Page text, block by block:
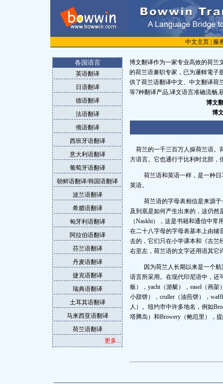
中文主页 服
各国语言
英语翻译
日语翻译
德语翻译
法语翻译
俄语翻译
西班牙语翻译
意大利语翻译
葡萄牙语翻译
朝鲜语翻译/韩国语翻译
波兰语翻译
希腊语翻译
匈牙利语翻译
阿拉伯语翻译
芬兰语翻译
丹麦语翻译
捷克语翻译
瑞典语翻译
土耳其语翻译
马来西亚语翻译
荷兰语翻译
更多...
博文翻译作为一家专业高效的荷兰
的荷兰语兼职专家，已为邏輯電子
供了荷兰语翻译中文、中文翻译荷
等7种翻译产品,译文语言准确流畅,
博文
博
荷兰的一千三百万人操荷兰语。
方语言。它也通行于比利时北部，
荷兰语和英语一样，是一种
英语。
荷兰语的字母表相信是来源
及到底是如何产生出来的，这仍然
（Naskhi），这是书籍和通信中
在二十八字母的字母表基本上由辅
去的，它们只在小学课本和《古兰
右至左，荷兰语的文字还用语其它
因为荷兰人长期以来是一个
语言所采用。在现代印尼语中，还
板），yacht（游艇），easel（画
小甜饼），cruller（油煎饼），
人）。纽约市中许多地名，例如
塔腾岛）和Browery（鲍厄里），